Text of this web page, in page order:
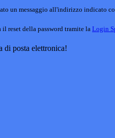
un messaggio all'indirizzo indicato
reset della password tramite la Login
di posta elettronica!